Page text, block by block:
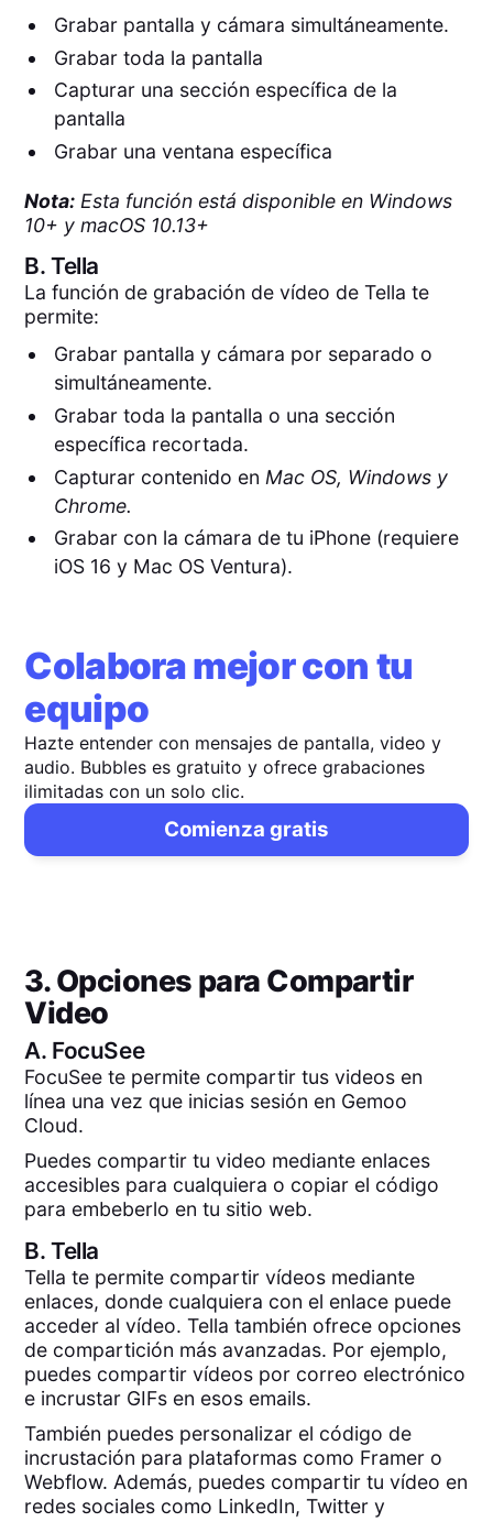
Grabar pantalla y cámara simultáneamente.
Grabar toda la pantalla
Capturar una sección específica de la
pantalla
Grabar una ventana específica
Nota: Esta función está disponible en Windows
10+ y macOS 10.13+
B.Tella
La función de grabación de vídeo de Tella te
permite:
Grabar pantalla y cámara por separado o
simultáneamente.
Grabar toda la pantalla o una sección
específica recortada.
Capturar contenido en Mac OS, Windows y
Chrome.
Grabar con la cámara de tu iPhone (requiere
iOS 16 y Mac OS Ventura).
Colabora mejor con tu
equipo
Hazte entender con mensajes de pantalla, video y
audio. Bubbles es gratuito y ofrece grabaciones
ilimitadas con un solo clic.
Comienza gratis
3. Opciones para Compartir
Video
A. FocuSee
FocuSee te permite compartir tus videos en
línea una vez que inicias sesión en Gemoo
Cloud.
Puedes compartir tu video mediante enlaces
accesibles para cualquiera o copiar el código
para embeberlo en tu sitio web.
B.Tella
Tella te permite compartir vídeos mediante
enlaces, donde cualquiera con el enlace puede
acceder al vídeo. Tella también ofrece opciones
de compartición más avanzadas. Por ejemplo,
puedes compartir vídeos por correo electrónico
e incrustar GIFs en esos emails.
También puedes personalizar el código de
incrustación para plataformas como Framer o
Webflow. Además, puedes compartir tu vídeo en
redes sociales como LinkedIn, Twitter y